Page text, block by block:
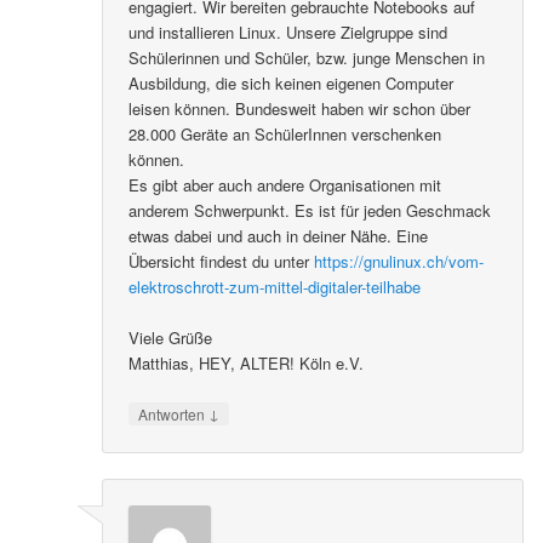
engagiert. Wir bereiten gebrauchte Notebooks auf
und installieren Linux. Unsere Zielgruppe sind
Schülerinnen und Schüler, bzw. junge Menschen in
Ausbildung, die sich keinen eigenen Computer
leisen können. Bundesweit haben wir schon über
28.000 Geräte an SchülerInnen verschenken
können.
Es gibt aber auch andere Organisationen mit
anderem Schwerpunkt. Es ist für jeden Geschmack
etwas dabei und auch in deiner Nähe. Eine
Übersicht findest du unter https://gnulinux.ch/vom-
elektroschrott-zum-mittel-digitaler-teilhabe
Viele Grüße
Matthias, HEY, ALTER! Köln e.V.
Antworten ↓